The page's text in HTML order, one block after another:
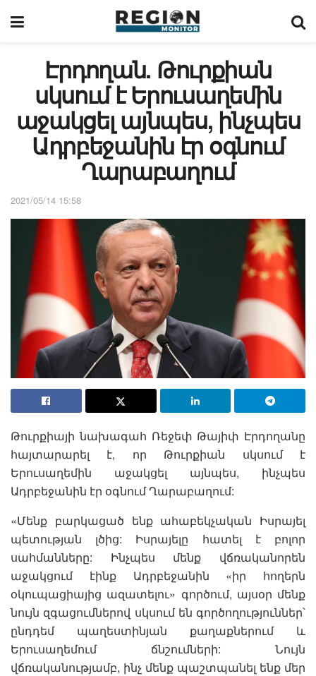
Էրդողան. Թուրքիան
սկսում է Երուսաղեմին
աջակցել այնպես, ինչպես
Ադրբեջանին էր օգնում
Ղարաբաղում
2021/05/14 15:58
Թուրքիայի նախագահ Ռեջեփ Թայիփ Էրդողանը
հայտարարել է, որ Թուրքիան սկսում է
Երուսաղեմին աջակցել այնպես, ինչպես
Ադրբեջանին էր օգնում Ղարաբաղում:
«Մենք բարկացած ենք ահաբեկչական Իսրայել
պետության լծից: Իսրայելը հատել է բոլոր
սահմանները: Ինչպես մենք վճռականորեն
աջակցում էինք Ադրբեջանին «իր հողերն
օկուպացիայից ազատելու» գործում, այսօր մենք
նույն զգացումներով սկսում են գործողություններ՝
ընդդեմ պաղեստինյան քաղաքներում և
Երուսաղեմում ճնշումների: Նույն
վճռականությամբ, ինչ մենք պաշտպանել ենք մեր